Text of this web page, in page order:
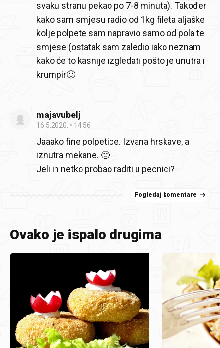
svaku stranu pekao po 7-8 minuta). Također
kako sam smjesu radio od 1kg fileta aljaške
kolje polpete sam napravio samo od pola te
smjese (ostatak sam zaledio iako neznam
kako će to kasnije izgledati pošto je unutra i
krumpir🙂
majavubelj
16.5.2020. 14:56
Jaaako fine polpetice. Izvana hrskave, a
iznutra mekane. 🙂
Jeli ih netko probao raditi u pecnici?
Pogledaj komentare
Ovako je ispalo drugima